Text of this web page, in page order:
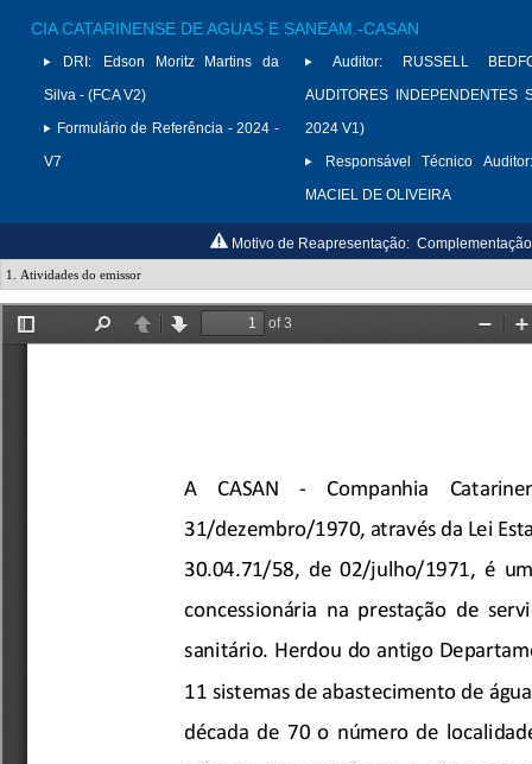
CIA CATARINENSE DE AGUAS E SANEAM.-CASAN
DRI:
Edson Moritz Martins da
Silva - (FCA V2)
Formulário de Referência - 2024 -
V7
Auditor:
RUSSELL
AUDITORES INDEPENDENTES
2024 V1)
Responsável Técnico Auditor:
MACIEL DE OLIVEIRA
Motivo de Reapresentação: